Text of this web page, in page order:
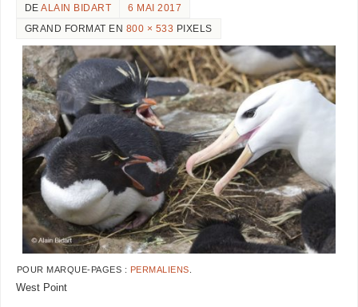
DEALAIN BIDART
6 MAI 2017
GRAND FORMAT EN 800 × 533 PIXELS
POUR MARQUE-PAGES : PERMALIENS
West Point